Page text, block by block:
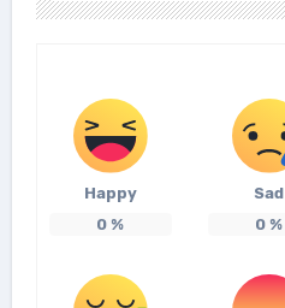
Happy
0 %
Sad
0 %